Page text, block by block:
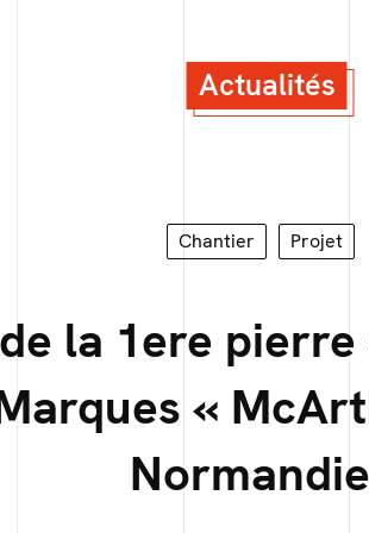
Actualités
Chantier Projet
la 1ere
«